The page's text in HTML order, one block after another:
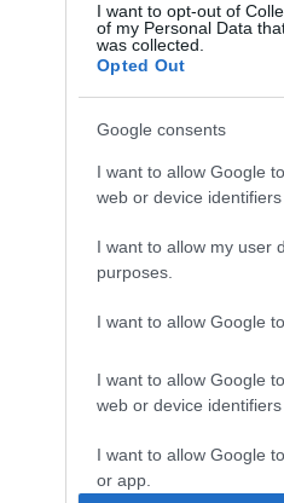
I want to opt-out of
of my Personal Data
was collected.
Opted Out
Google consents
I want to allow Google
web or device
I want to allow my user
purposes.
I want to allow Google
I want to allow Google
web or device
I want to allow Google
or app.